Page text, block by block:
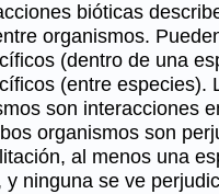
bióticas
organismos.
(dentro de una
(entre especies).
son interacciones
organismos son
al menos una
y ninguna se ve